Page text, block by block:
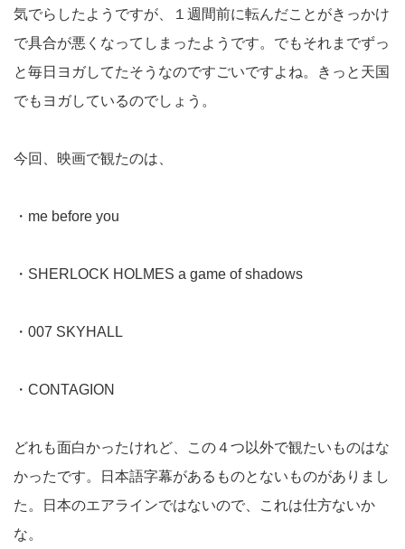
気でらしたようですが、１週間前に転んだことがきっかけ
で具合が悪くなってしまったようです。でもそれまでずっ
と毎日ヨガしてたそうなのですごいですよね。きっと天国
でもヨガしているのでしょう。
今回、映画で観たのは、
・me before you
・SHERLOCK HOLMES a game of shadows
・007 SKYHALL
・CONTAGION
どれも面白かったけれど、この４つ以外で観たいものはな
かったです。日本語字幕があるものとないものがありまし
た。日本のエアラインではないので、これは仕方ないか
な。